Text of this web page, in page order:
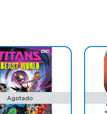
Agotado